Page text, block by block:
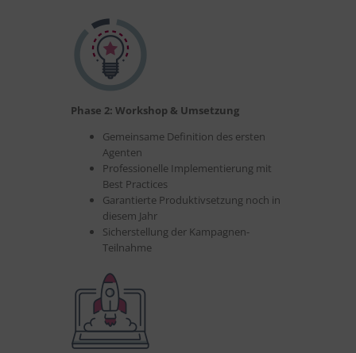
Phase 2: Workshop & Umsetzung
Gemeinsame Definition des ersten
Agenten
Professionelle Implementierung mit
Best Practices
Garantierte Produktivsetzung noch in
diesem Jahr
Sicherstellung der Kampagnen-
Teilnahme